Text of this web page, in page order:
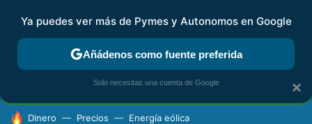
FISCALIDAD Y CONTABILIDAD KIT DIGITAL RENTA
HOY SE HABLA DE
Dinero Precios Energía eólica
×
Ya puedes ver más de Pymes y Autonomos en Google
Añádenos como fuente preferida
Solo necesitas una cuenta de Google